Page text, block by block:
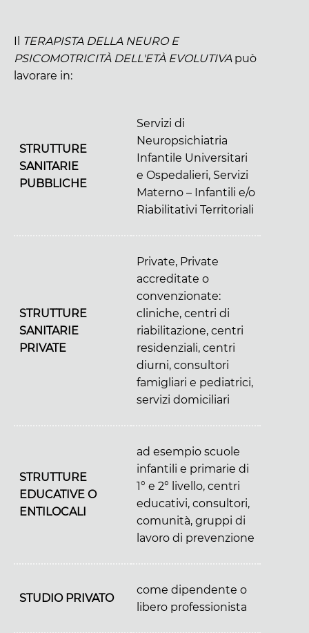
TERAPISTA DELLA NEURO E
PSICOMOTRICITÀ DELL'ETÀ EVOLUTIVApuò
lavorare in:
STRUTTURE
SANITARIE
PUBBLICHE
Servizi di
Neuropsichiatria
Infantile Universitari
e Ospedalieri, Servizi
Materno – Infantili e/o
Riabilitativi Territoriali
STRUTTURE
SANITARIE
PRIVATE
Private, Private
accreditate o
convenzionate:
cliniche, centri di
riabilitazione, centri
residenziali, centri
diurni, consultori
famigliari e pediatrici,
servizi domiciliari
STRUTTURE
EDUCATIVE O
ENTI LOCALI
ad esempio scuole
infantili e primarie di
1° e 2° livello, centri
educativi, consultori,
comunità, gruppi di
lavoro di prevenzione
STUDIO PRIVATO
come dipendente o
libero professionista